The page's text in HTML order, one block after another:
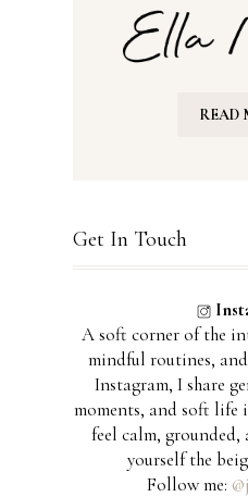
READ
Get In Touch
A soft corner of the
mindful routines,
Instagram, I share
moments, and soft
feel calm, grounded,
yourself the
Follow me: